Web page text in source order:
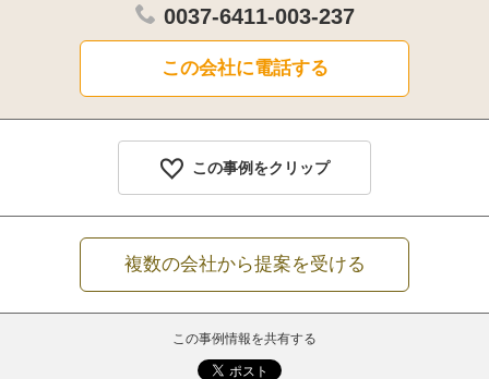
0037-6411-003-237
この会社に電話する
この事例をクリップ
複数の会社から提案を受ける
この事例情報を共有する